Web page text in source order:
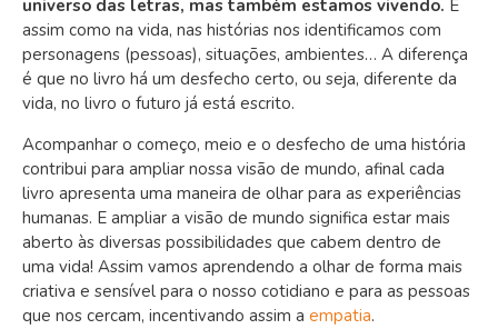
universo das letras, mas também estamos vivendo. E
assim como na vida, nas histórias nos identificamos com
personagens (pessoas), situações, ambientes… A diferença
é que no livro há um desfecho certo, ou seja, diferente da
vida, no livro o futuro já está escrito.
Acompanhar o começo, meio e o desfecho de uma história
contribui para ampliar nossa visão de mundo, afinal cada
livro apresenta uma maneira de olhar para as experiências
humanas. E ampliar a visão de mundo significa estar mais
aberto às diversas possibilidades que cabem dentro de
uma vida! Assim vamos aprendendo a olhar de forma mais
criativa e sensível para o nosso cotidiano e para as pessoas
que nos cercam, incentivando assim a empatia.